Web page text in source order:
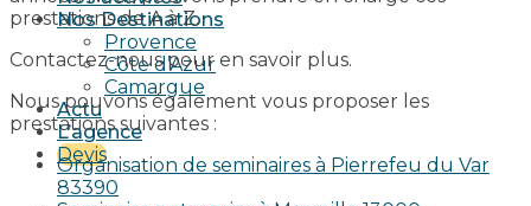
Nos Destinations
Provence
Côte d’Azur
Camargue
Actu
L’agence
Devis
prestations de A à Z.
Contactez-nous pour en savoir plus.
Nous pouvons également vous proposer les
prestations suivantes :
Organisation de seminaires à Pierrefeu du Var
83390